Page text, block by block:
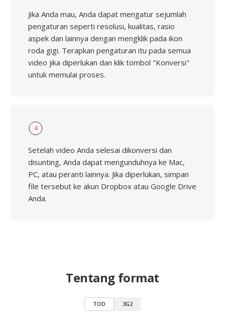
Jika Anda mau, Anda dapat mengatur sejumlah
pengaturan seperti resolusi, kualitas, rasio
aspek dan lainnya dengan mengklik pada ikon
roda gigi. Terapkan pengaturan itu pada semua
video jika diperlukan dan klik tombol "Konversi"
untuk memulai proses.
4
Setelah video Anda selesai dikonversi dan
disunting, Anda dapat mengunduhnya ke Mac,
PC, atau peranti lainnya. Jika diperlukan, simpan
file tersebut ke akun Dropbox atau Google Drive
Anda.
Tentang format
TOD 3G2